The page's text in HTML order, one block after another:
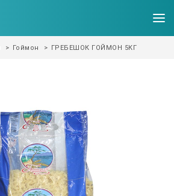
Гоймон ГРЕБЕШОК ГОЙМОН 5КГ